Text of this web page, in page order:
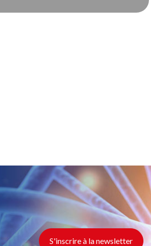
S'inscrire à la newsletter